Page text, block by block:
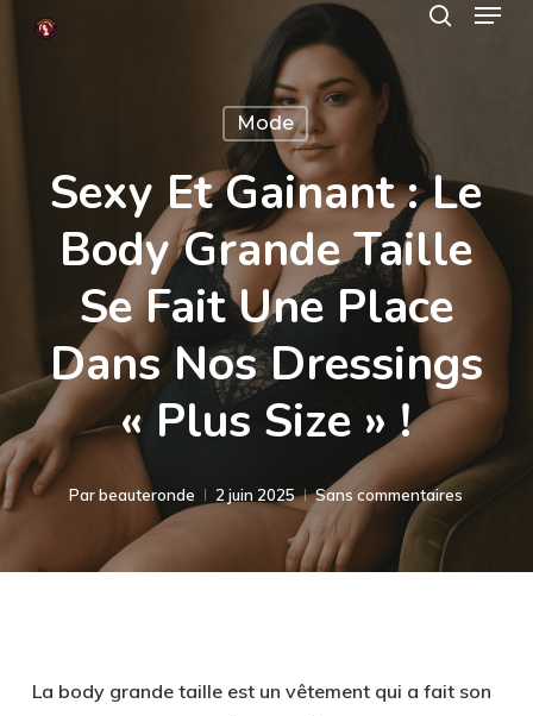
Mode
Sexy Et Gainant : Le
Body Grande Taille
Se Fait Une Place
Dans Nos Dressings
« Plus Size » !
Par beauteronde 2 juin 2025 Sans commentaires
La body grande taille est un vêtement qui a fait son